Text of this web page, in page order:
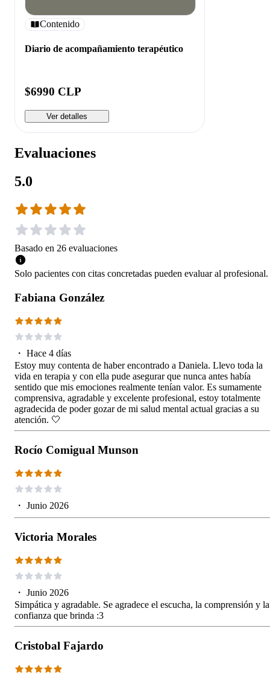
Contenido
Diario de acompañamiento terapéutico
$6990 CLP
Ver detalles
Evaluaciones
5.0
Basado en 26 evaluaciones
Solo pacientes con citas concretadas pueden evaluar al profesional.
Fabiana González
・ Hace 4 días
Estoy muy contenta de haber encontrado a Daniela. Llevo toda la
vida en terapia y con ella pude asegurar que nunca antes había
sentido que mis emociones realmente tenían valor. Es sumamente
comprensiva, agradable y excelente profesional, estoy totalmente
agradecida de poder gozar de mi salud mental actual gracias a su
atención. 🤍
Rocío Comigual Munson
・ Junio 2026
Victoria Morales
・ Junio 2026
Simpática y agradable. Se agradece el escucha, la comprensión y la
confianza que brinda :3
Cristobal Fajardo